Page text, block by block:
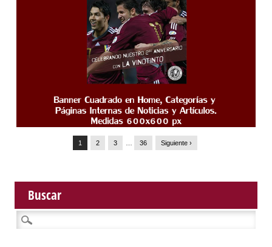
1 2 3 36 Siguiente ›
Buscar
Buscar: